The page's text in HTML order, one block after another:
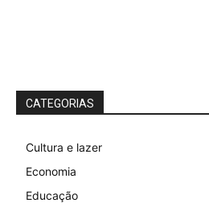
CATEGORIAS
Cultura e lazer
Economia
Educação